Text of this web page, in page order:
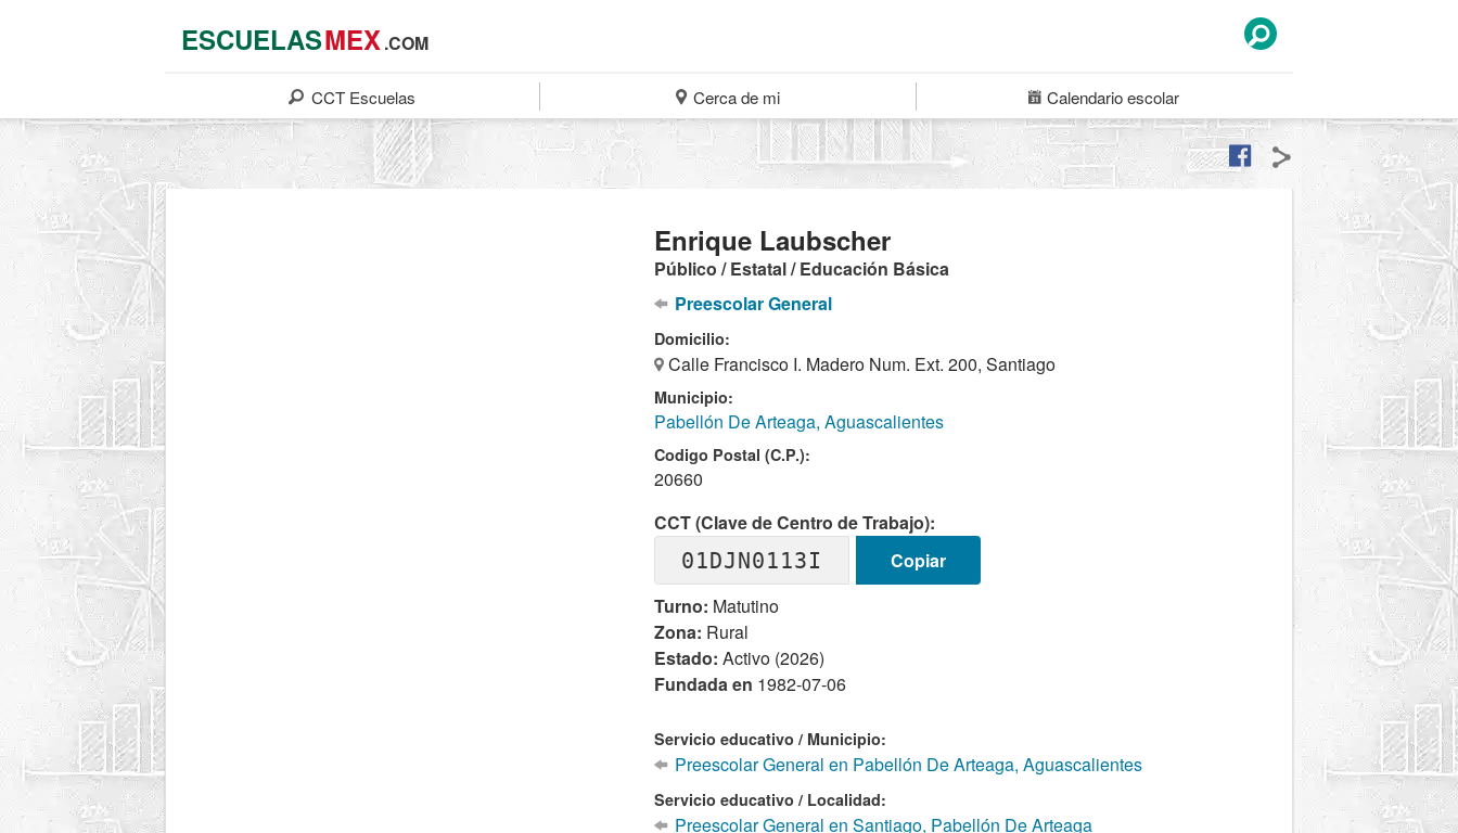
ESCUELASMEX.COM
CCT Escuelas Cerca de mi Calendarioescolar
Enrique Laubscher
Público / Estatal / Educación Básica
Preescolar General
Domicilio:
Calle Francisco I. Madero Num. Ext. 200, Santiago
Municipio:
Pabellón De Arteaga, Aguascalientes
Codigo Postal (C.P.):
20660
CCT (Clave de Centro de Trabajo):
01DJN0113I
Copiar
Turno: Matutino
Zona: Rural
Estado: Activo (2026)
Fundada en 1982-07-06
Servicio educativo / Municipio:
Preescolar General en Pabellón De Arteaga, Aguascalientes
Servicio educativo / Localidad:
Preescolar General en Santiago, Pabellón De Arteaga